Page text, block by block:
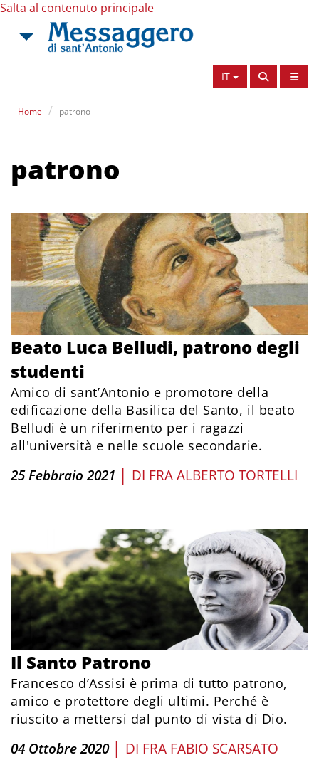
Salta al contenuto principale
IT
Home patrono
patrono
Beato Luca Belludi, patrono degli
studenti
Amico di sant’Antonio e promotore della
edificazione della Basilica del Santo, il beato
Belludi è un riferimento per i ragazzi
all'università e nelle scuole secondarie.
25 Febbraio 2021 | DI FRA ALBERTO TORTELLI
Il Santo Patrono
Francesco d’Assisi è prima di tutto patrono,
amico e protettore degli ultimi. Perché è
riuscito a mettersi dal punto di vista di Dio.
04 Ottobre 2020 | DI FRA FABIO SCARSATO